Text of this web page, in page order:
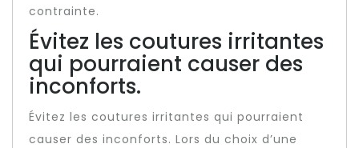
contrainte.
Évitez les coutures irritantes
qui pourraient causer des
inconforts.
Évitez les coutures irritantes qui pourraient
causer des inconforts. Lors du choix d’une